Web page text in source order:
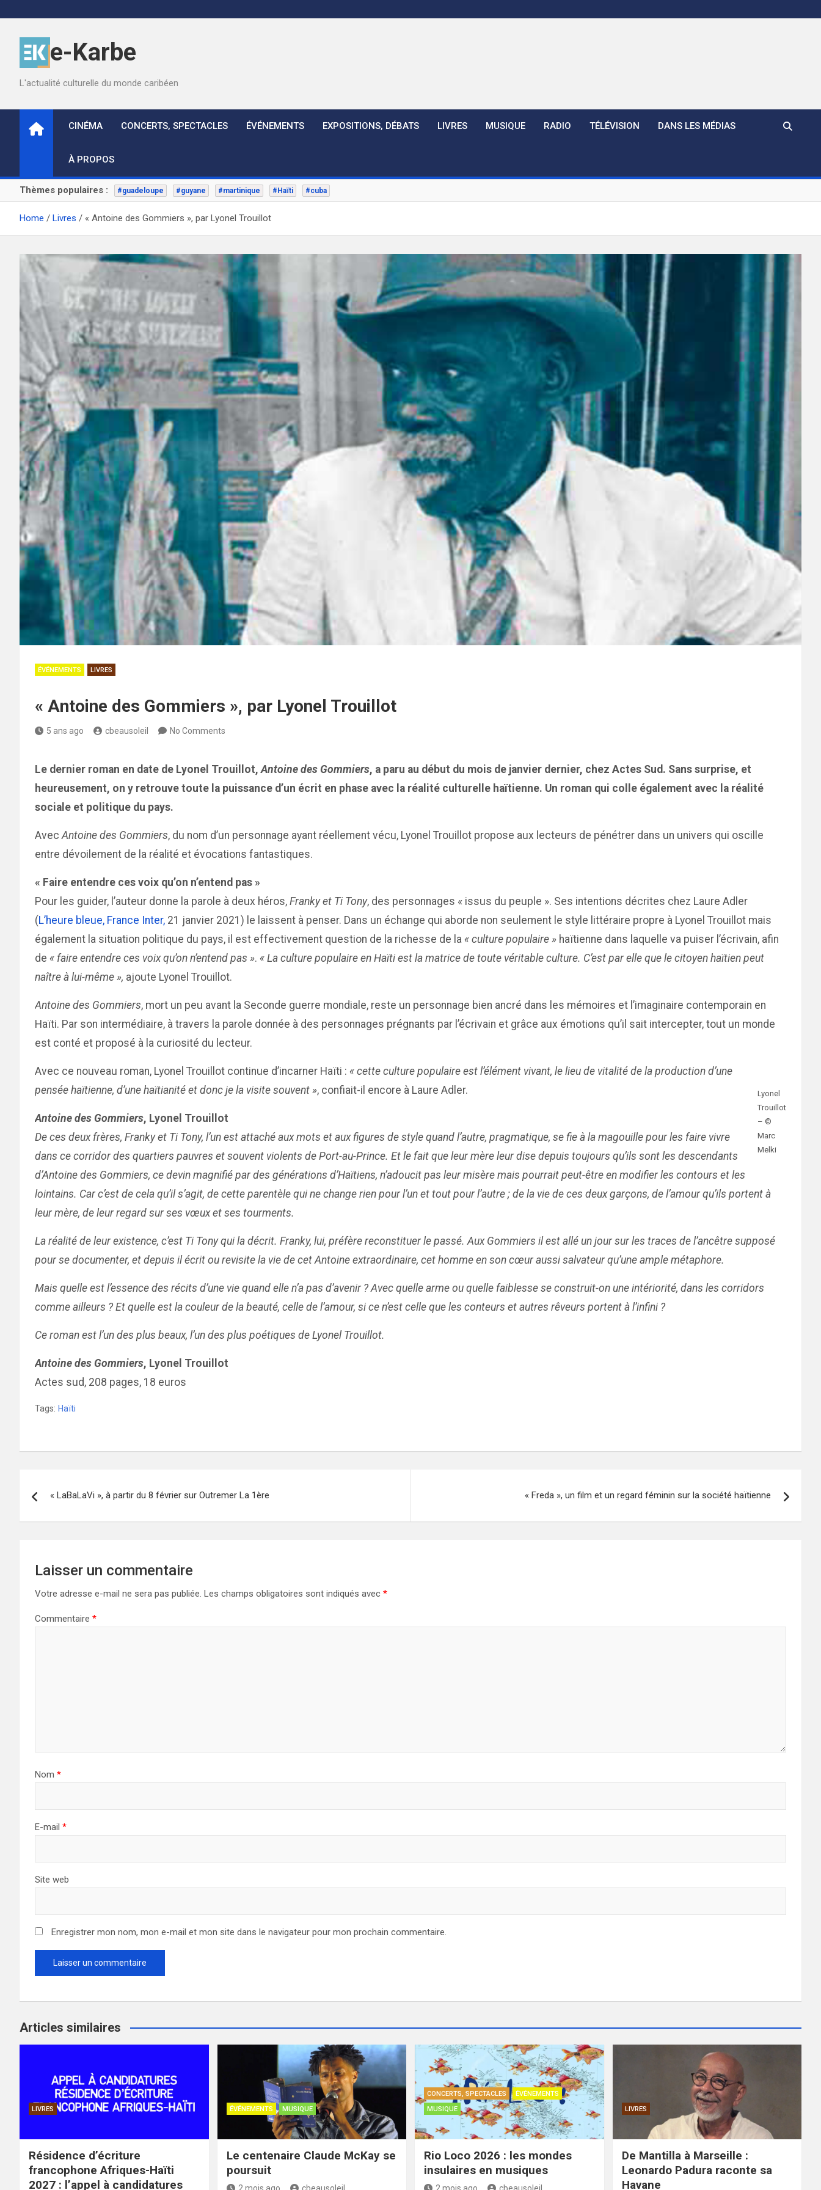
to
content
e-Karbe
L'actualité culturelle du monde caribéen
CINÉMA CONCERTS, SPECTACLES ÉVÉNEMENTS EXPOSITIONS, DÉBATS LIVRES MUSIQUE RADIO TÉLÉVISION DANS LES MÉDIAS
À PROPOS
Thèmes populaires : #guadeloupe #guyane #martinique #Haïti #cuba
Home Livres « Antoine des Gommiers », par Lyonel Trouillot
ÉVÉNEMENTS LIVRES
« Antoine des Gommiers », par Lyonel Trouillot
5 ans ago cbeausoleil No Comments
Le dernier roman en date de Lyonel Trouillot,Antoine des Gommiers, a paru au début du mois de janvier dernier, chez Actes Sud. Sans surprise, et
heureusement, on y retrouve toute la puissance d’un écrit en phase avec la réalité culturelle haïtienne. Un roman qui colle également avec la réalité
sociale et politique du pays.
AvecAntoine des Gommiers, du nom d’un personnage ayant réellement vécu, Lyonel Trouillot propose aux lecteurs de pénétrer dans un univers qui oscille
entre dévoilement de la réalité et évocations fantastiques.
« Faire entendre ces voix qu’on n’entend pas »
Pour les guider, l’auteur donne la parole à deux héros, Franky et Ti Tony, des personnages « issus du peuple ». Ses intentions décrites chez Laure Adler
(L’heure bleue, France Inter, 21 janvier 2021) le laissent à penser. Dans un échange qui aborde non seulement le style littéraire propre à Lyonel Trouillot mais
également la situation politique du pays, il est effectivement question de la richesse de la « culture populaire » haïtienne dans laquelle va puiser l’écrivain, afin
de « faire entendre ces voix qu’on n’entend pas ». « La culture populaire en Haïti est la matrice de toute véritable culture. C’est par elle que le citoyen haïtien peut
naître à lui-même », ajoute Lyonel Trouillot.
Antoine des Gommiers, mort un peu avant la Seconde guerre mondiale, reste un personnage bien ancré dans les mémoires et l’imaginaire contemporain en
Haïti. Par son intermédiaire, à travers la parole donnée à des personnages prégnants par l’écrivain et grâce aux émotions qu’il sait intercepter, tout un monde
est conté et proposé à la curiosité du lecteur.
Lyonel
Trouillot
– ©
Marc
Melki
Avec ce nouveau roman, Lyonel Trouillot continue d’incarner Haïti : « cette culture populaire est l’élément vivant, le lieu de vitalité de la production d’une
pensée haïtienne, d’une haïtianité et donc je la visite souvent », confiait-il encore à Laure Adler.
Antoine des Gommiers, Lyonel Trouillot
De ces deux frères, Franky et Ti Tony, l’un est attaché aux mots et aux figures de style quand l’autre, pragmatique, se fie à la magouille pour les faire vivre
dans ce corridor des quartiers pauvres et souvent violents de Port-au-Prince. Et le fait que leur mère leur dise depuis toujours qu’ils sont les descendants
d’Antoine des Gommiers, ce devin magnifié par des générations d’Haïtiens, n’adoucit pas leur misère mais pourrait peut-être en modifier les contours et les
lointains. Car c’est de cela qu’il s’agit, de cette parentèle qui ne change rien pour l’un et tout pour l’autre ; de la vie de ces deux garçons, de l’amour qu’ils portent à
leur mère, de leur regard sur ses vœux et ses tourments.
La réalité de leur existence, c’est Ti Tony qui la décrit. Franky, lui, préfère reconstituer le passé. Aux Gommiers il est allé un jour sur les traces de l’ancêtre supposé
pour se documenter, et depuis il écrit ou revisite la vie de cet Antoine extraordinaire, cet homme en son cœur aussi salvateur qu’une ample métaphore.
Mais quelle est l’essence des récits d’une vie quand elle n’a pas d’avenir ? Avec quelle arme ou quelle faiblesse se construit-on une intériorité, dans les corridors
comme ailleurs ? Et quelle est la couleur de la beauté, celle de l’amour, si ce n’est celle que les conteurs et autres rêveurs portent à l’infini ?
Ce roman est l’un des plus beaux, l’un des plus poétiques de Lyonel Trouillot.
Antoine des Gommiers, Lyonel Trouillot
Actes sud, 208 pages, 18 euros
Tags: Haïti
de
« LaBaLaVi », à partir du 8 février sur Outremer La 1ère « Freda », un film et un regard féminin sur la société haïtienne
Laisser un commentaire
Votre adresse e-mail ne sera pas publiée. Les champs obligatoires sont indiqués avec *
Commentaire *
Nom *
E-mail *
Site web
Enregistrer mon nom, mon e-mail et mon site dans le navigateur pour mon prochain commentaire.
Articles similaires
LIVRES
Résidence d’écriture
francophone Afriques-Haïti
2027 : l’appel à candidatures
ÉVÉNEMENTS MUSIQUE
Le centenaire Claude McKay se
poursuit
2 mois ago cbeausoleil
CONCERTS, SPECTACLES
ÉVÉNEMENTS
MUSIQUE
Rio Loco 2026 : les mondes
insulaires en musiques
2 mois ago cbeausoleil
LIVRES
De Mantilla à Marseille :
Leonardo Padura raconte sa
Havane